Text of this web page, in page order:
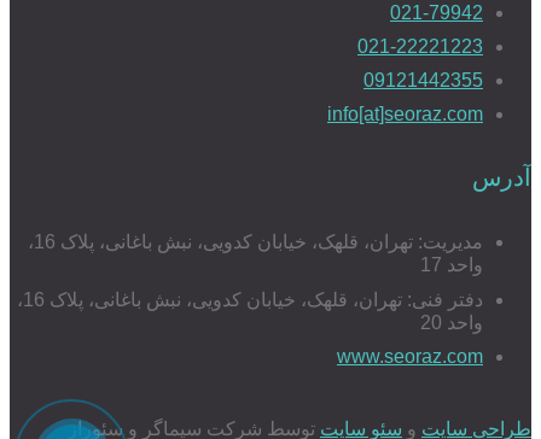
021-79942
021-22221223
09121442355
info[at]seoraz.com
آدرس
مدیریت: تهران، قلهک، خیابان کدویی، نبش باغانی، پلاک 16،
واحد 17
دفتر فنی: تهران، قلهک، خیابان کدویی، نبش باغانی، پلاک 16،
واحد 20
www.seoraz.com
طراحی سایت و سئو سایت توسط شرکت سیماگر و سئوراز